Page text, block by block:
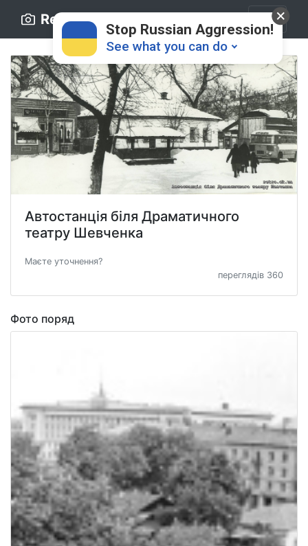
Retro.ck.ua
Автостанція біля Драматичного
театру Шевченка
Маєте уточнення?
переглядів 360
Фото поряд
Stop Russian Aggression!
See what you can do
Support Ukraine
📌